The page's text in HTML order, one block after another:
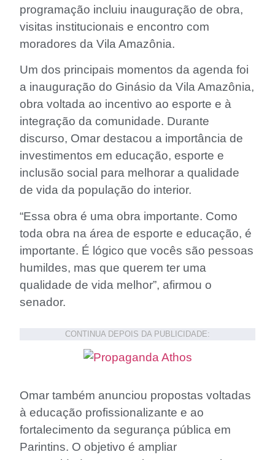
programação incluiu inauguração de obra,
visitas institucionais e encontro com
moradores da Vila Amazônia.
Um dos principais momentos da agenda foi
a inauguração do Ginásio da Vila Amazônia,
obra voltada ao incentivo ao esporte e à
integração da comunidade. Durante
discurso, Omar destacou a importância de
investimentos em educação, esporte e
inclusão social para melhorar a qualidade
de vida da população do interior.
“Essa obra é uma obra importante. Como
toda obra na área de esporte e educação, é
importante. É lógico que vocês são pessoas
humildes, mas que querem ter uma
qualidade de vida melhor”, afirmou o
senador.
CONTINUA DEPOIS DA PUBLICIDADE:
Omar também anunciou propostas voltadas
à educação profissionalizante e ao
fortalecimento da segurança pública em
Parintins. O objetivo é ampliar